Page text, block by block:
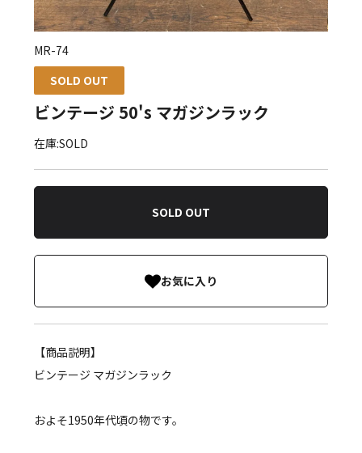
MR-74
SOLD OUT
ビンテージ 50's マガジンラック
在庫:SOLD
SOLD OUT
お気に入り
【商品説明】
ビンテージ マガジンラック
およそ1950年代頃の物です。